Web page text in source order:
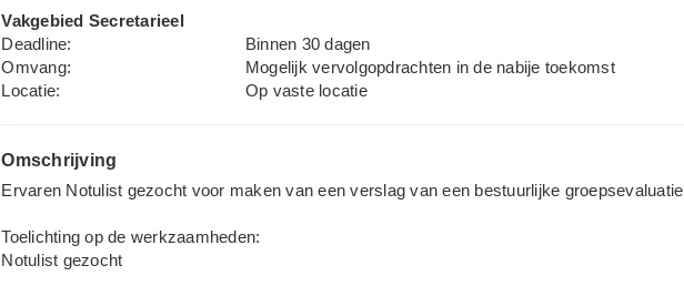
Vakgebied Secretarieel
Deadline:
Binnen 30 dagen
Omvang:
Mogelijk vervolgopdrachten in de nabije toekomst
Locatie:
Op vaste locatie
Omschrijving
Ervaren Notulist gezocht voor maken van een verslag van een bestuurlijke groepsevaluatie
Toelichting op de werkzaamheden:
Notulist gezocht